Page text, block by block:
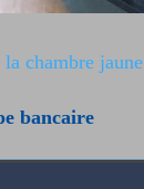
chambre jaune
bancaire